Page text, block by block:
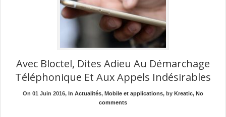
Avec Bloctel, Dites Adieu Au Démarchage
Téléphonique Et Aux Appels Indésirables
On 01 Juin 2016, In Actualités, Mobile et applications, by Kreatic, No
comments